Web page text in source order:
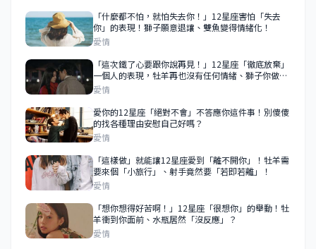
「什麼都不怕，就怕失去你！」12星座害怕「失去
你」的表現！獅子願意退讓、雙魚變得情緒化！
愛情
「這次鐵了心要跟你說再見！」12星座「徹底放棄」
一個人的表現，牡羊再也沒有任何情緒、獅子你做什
麼都無所謂！
愛情
愛你的12星座「絕對不會」不答應你這件事！別傻傻
的找各種理由安慰自己好嗎？
愛情
「這樣做」就能讓12星座愛到「離不開你」！牡羊需
要來個「小旅行」、射手竟然要「若即若離」！
愛情
「想你想得好苦啊！」12星座「很想你」的舉動！牡
羊衝到你面前、水瓶居然「沒反應」？
愛情